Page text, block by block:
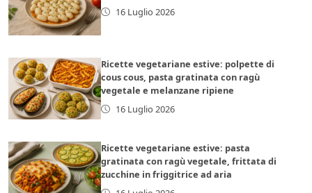
16 Luglio 2026
Ricette vegetariane estive: polpette di
cous cous, pasta gratinata con ragù
vegetale e melanzane ripiene
16 Luglio 2026
Ricette vegetariane estive: pasta
gratinata con ragù vegetale, frittata di
zucchine in friggitrice ad aria